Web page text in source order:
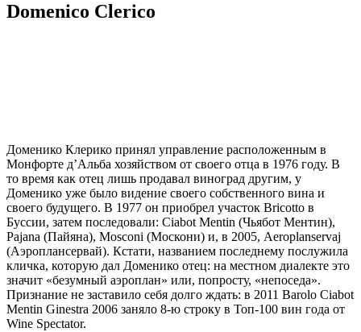
Domenico Clerico
Доменико Клерико принял управление расположенным в
Монфорте д’Альба хозяйством от своего отца в 1976 году. В
то время как отец лишь продавал виноград другим, у
Доменико уже было видение своего собственного вина и
своего будущего. В 1977 он приобрел участок Bricotto в
Буссии, затем последовали: Ciabot Mentin (Чьябот Ментин),
Pajana (Пайяна), Mosconi (Москони) и, в 2005, Aeroplanservaj
(Аэроплансервай). Кстати, названием последнему послужила
кличка, которую дал Доменико отец: на местном диалекте это
значит «безумный аэроплан» или, попросту, «непоседа».
Признание не заставило себя долго ждать: в 2011 Barolo Ciabot
Mentin Ginestra 2006 заняло 8-ю строку в Топ-100 вин года от
Wine Spectator.